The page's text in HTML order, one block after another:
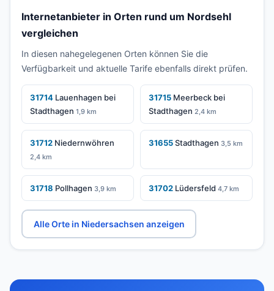
Internetanbieter in Orten rund um Nordsehl
vergleichen
In diesen nahegelegenen Orten können Sie die
Verfügbarkeit und aktuelle Tarife ebenfalls direkt prüfen.
31714 Lauenhagen bei
Stadthagen 1,9 km
31715 Meerbeck bei
Stadthagen 2,4 km
31712 Niedernwöhren
2,4 km
31655Stadthagen 3,5 km
31718 Pollhagen 3,9 km 31702 Lüdersfeld 4,7 km
Alle Orte in Niedersachsen anzeigen